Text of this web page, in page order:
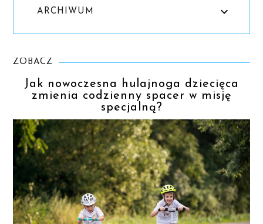
ARCHIWUM
ZOBACZ
Jak nowoczesna hulajnoga dziecięca
zmienia codzienny spacer w misję
specjalną?